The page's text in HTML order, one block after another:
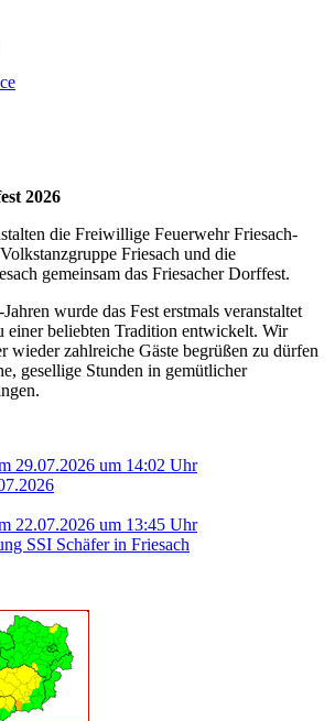
2026
die Freiwillige Feuerwehr Friesach-
Friesach und die
gemeinsam das Friesacher Dorffest.
wurde das Fest erstmals veranstaltet
einer beliebten Tradition entwickelt. Wir
wieder zahlreiche Gäste begrüßen zu dürfen
gesellige Stunden in gemütlicher
29.07.2026 um 14:02 Uhr
22.07.2026 um 13:45 Uhr
SSI Schäfer in Friesach